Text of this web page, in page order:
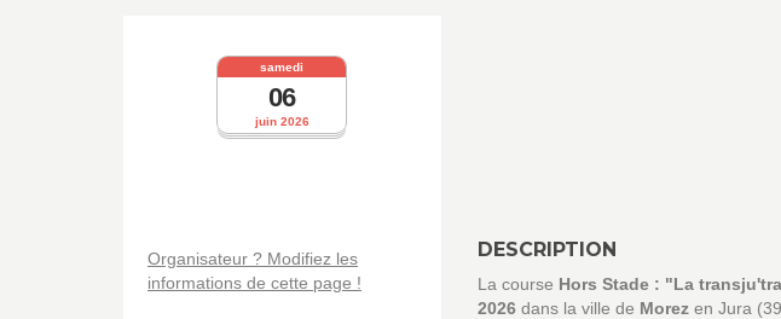
juin 2026
samedi
06
Organisateur ? Modifiez les
informations de cette page !
DESCRIPTION
La course Hors Stade : "La
2026dans la ville de Morezen Jura